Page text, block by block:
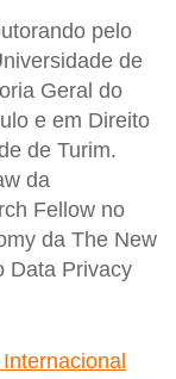
pelo
de
Geral do
e em Direito
de Turim.
da
Fellow no
da The New
Data Privacy